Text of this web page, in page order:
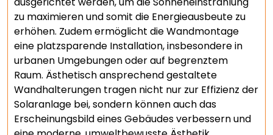
zu maximieren und somit die Energieausbeute zu
erhöhen. Zudem ermöglicht die Wandmontage
eine platzsparende Installation, insbesondere in
urbanen Umgebungen oder auf begrenztem
Raum. Ästhetisch ansprechend gestaltete
Wandhalterungen tragen nicht nur zur Effizienz der
Solaranlage bei, sondern können auch das
Erscheinungsbild eines Gebäudes verbessern und